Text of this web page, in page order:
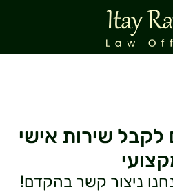
לקבל שירות אישי
ניצור קשר בהקדם!